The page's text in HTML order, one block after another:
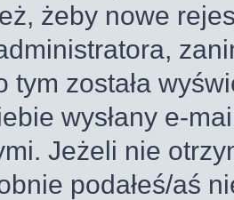
żeby nowe
tym została
wysłany e-
Jeżeli nie
podałeś/aś